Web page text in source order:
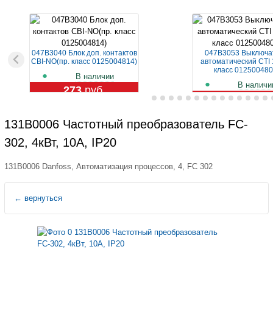
047B3040 Блок доп. контактов
CBI-NO(пр. класс 0125004814)
В наличии
273руб.
047B3053
автоматический CTI
класс
В
1 129 руб.
131B0006 Частотный преобразователь FC-
302, 4кВт, 10А, IP20
131B0006 Danfoss, Автоматизация процессов, 4, FC 302
← вернуться